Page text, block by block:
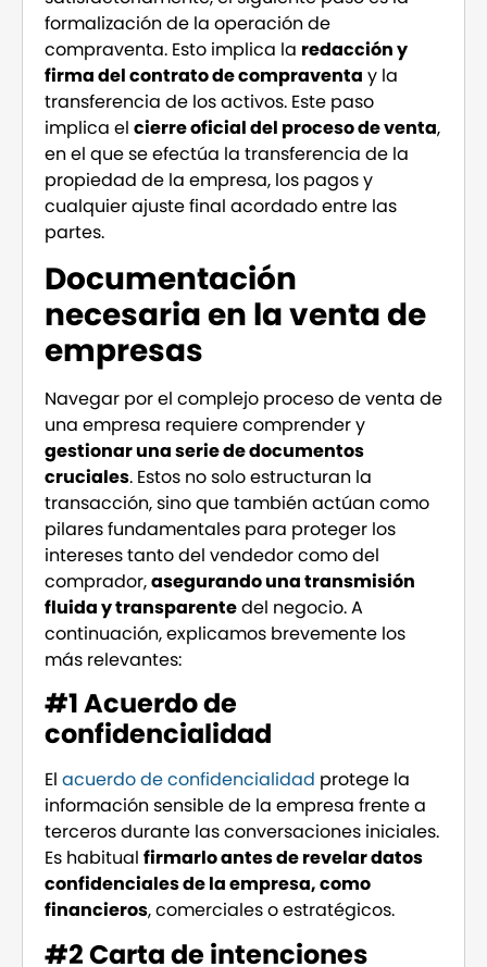
formalización de la operación de
compraventa. Esto implica la redacción y
firma del contrato de compraventa y la
transferencia de los activos. Este paso
implica el cierre oficial del proceso de venta,
en el que se efectúa la transferencia de la
propiedad de la empresa, los pagos y
cualquier ajuste final acordado entre las
partes.
Documentación
necesaria en la venta de
empresas
Navegar por el complejo proceso de venta de
una empresa requiere comprender y
gestionar una serie de documentos
cruciales. Estos no solo estructuran la
transacción, sino que también actúan como
pilares fundamentales para proteger los
intereses tanto del vendedor como del
comprador,asegurando una transmisión
fluida y transparentedel negocio. A
continuación, explicamos brevemente los
más relevantes:
#1 Acuerdo de
confidencialidad
El acuerdo de confidencialidad protege la
información sensible de la empresa frente a
terceros durante las conversaciones iniciales.
Es habitual firmarlo antes de revelar datos
confidenciales de la empresa, como
financieros, comerciales o estratégicos.
#2 Carta de intenciones